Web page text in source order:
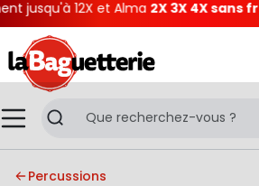
12X et Alma2X 3X 4X sans frais
MenuRecherche
Percussions